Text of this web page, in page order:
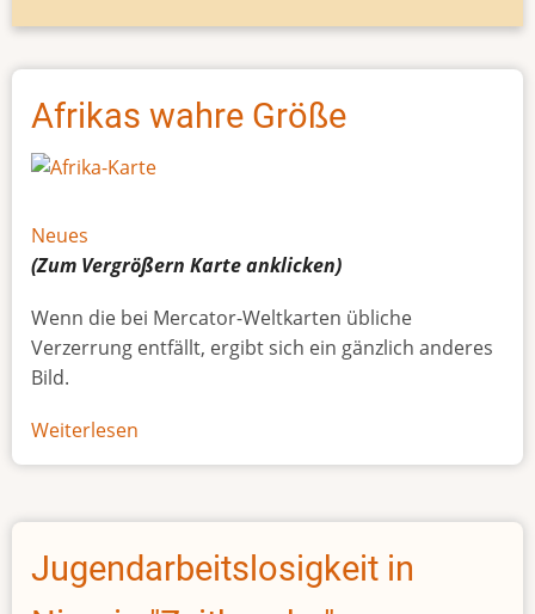
Afrikas wahre Größe
Neues
(Zum Vergrößern Karteanklicken)
Wenn die bei Mercator-Weltkarten übliche
Verzerrung entfällt, ergibt sich ein gänzlich anderes
Bild.
Weiterlesen
Afrikas
Größe
Jugendarbeitslosigkeit in